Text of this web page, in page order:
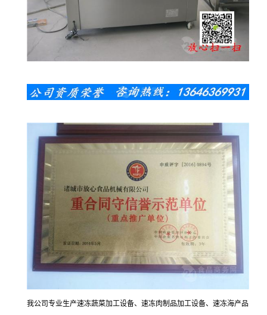
我公司专业生产速冻蔬菜加工设备、速冻肉制品加工设备、速冻海产品